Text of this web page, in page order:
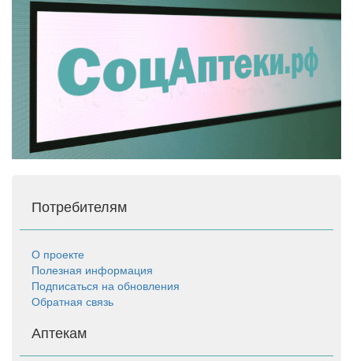
Потребителям
О проекте
Полезная информация
Подписаться на обновления
Обратная связь
Аптекам